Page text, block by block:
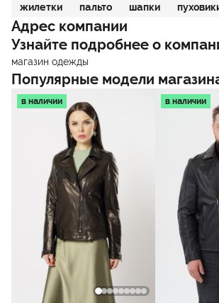
жилетки
пальто шапки
Адрес компании
Узнайте подробнее о
магазин одежды
Популярные модели
в наличии в наличии